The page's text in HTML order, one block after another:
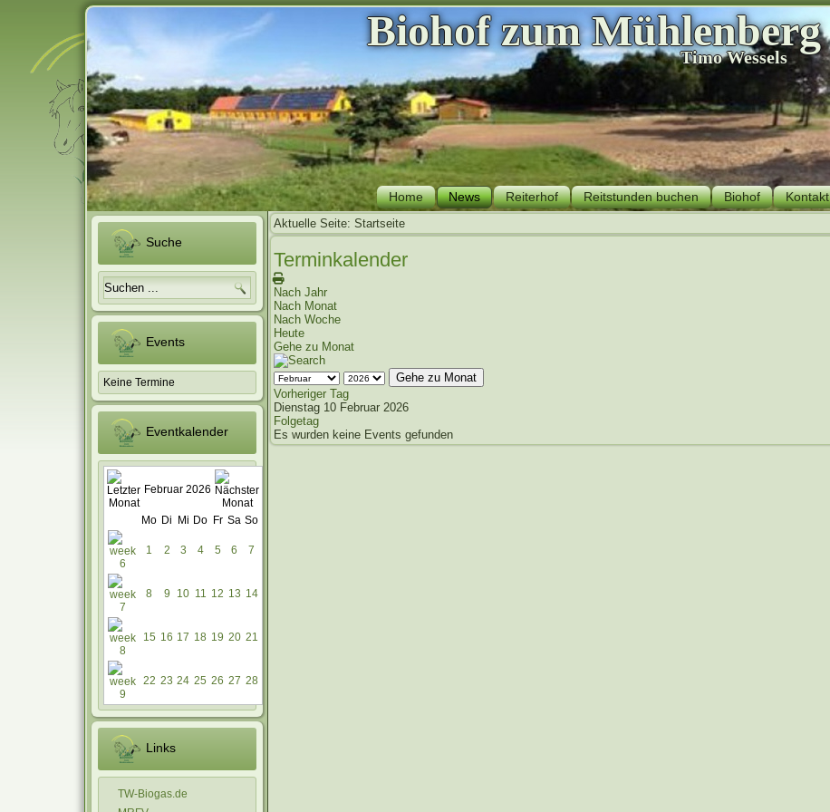
Biohof zum Mühlenberg
Timo Wessels
Home News Reiterhof Reitstunden buchen Biohof Kontakt
Suche
Events
Keine Termine
Eventkalender
Februar 2026
Mo Di Mi Do Fr Sa So
1 2 3 4 5 6 7
8 9 10 11 12 13 14
15 16 17 18 19 20 21
22 23 24 25 26 27 28
Links
TW-Biogas.de
Aktuelle Seite: Startseite
Terminkalender
Nach Jahr
Nach Monat
Nach Woche
Heute
Gehe zu Monat
Gehe zu Monat
Vorheriger Tag
Dienstag 10 Februar 2026
Folgetag
Es wurden keine Events gefunden